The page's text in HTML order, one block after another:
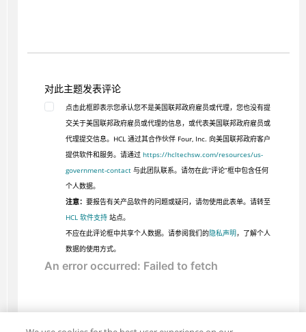
对此主题发表评论
点击此框即表示您承认您不是美国联邦政府雇员或代理，您也没有提
交关于美国联邦政府雇员或代理的信息，或代表美国联邦政府雇员或
代理提交信息。HCL 通过其合作伙伴 Four, Inc. 向美国联邦政府客户
提供软件和服务。请通过 https://hcltechsw.com/resources/us-
government-contact与此团队联系。请勿在此“评论”框中包含任何
个人数据。
注意： 要报告有关产品软件的问题或疑问，请勿使用此表单。请转至
HCL 软件支持站点。
不应在此评论框中共享个人数据。请参阅我们的隐私声明，了解个人
数据的使用方式。